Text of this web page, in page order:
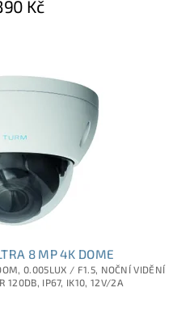
Kč
8 MP 4K DOME
0.005LUX / F1.5, NOČNÍ VIDĚNÍ
120DB, IP67, IK10, 12V/2A